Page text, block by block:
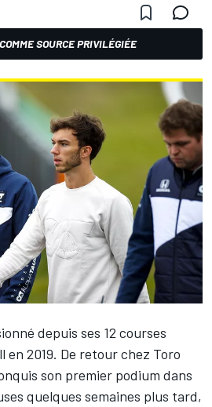
SOURCE PRIVILÉGIÉE
depuis ses 12 courses
en 2019. De retour chez Toro
son premier podium dans
quelques semaines plus tard,